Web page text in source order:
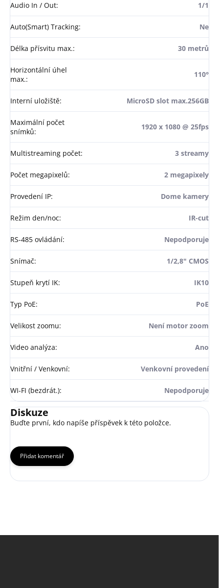
Audio In / Out: 1/1
Auto(Smart) Tracking: Ne
Délka přísvitu max.: 30 metrů
Horizontální úhel
max.:
110°
Interní uložiště: MicroSD slot max.256GB
Maximální počet
snímků:
1920 x 1080 @ 25fps
Multistreaming počet: 3 streamy
Počet megapixelů: 2 megapixely
Provedení IP: Dome kamery
Režim den/noc: IR-cut
RS-485 ovládání: Nepodporuje
Snímač: 1/2,8" CMOS
Stupeň krytí IK: IK10
Typ PoE: PoE
Velikost zoomu: Není motor zoom
Video analýza: Ano
Vnitřní / Venkovní: Venkovní provedení
WI-FI (bezdrát.): Nepodporuje
Diskuze
Buďte první, kdo napíše příspěvek k této položce.
Přidat komentář